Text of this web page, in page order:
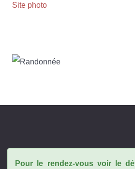
Site photo
Pour le rendez-vous voir le